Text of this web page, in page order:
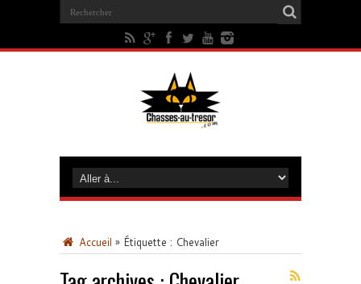
Accueil » Étiquette : Chevalier